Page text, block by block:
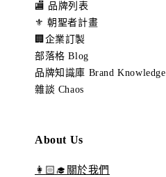
🏬 品牌列表
⚜️ 朝聖者計畫
🏢企業訂製
部落格 Blog
品牌知識庫 Brand Knowledge
雜談 Chaos
About Us
👩🏻‍🎓關於我們